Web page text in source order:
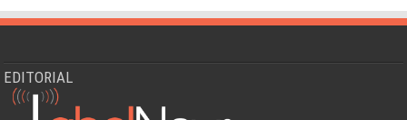
EDITORIAL